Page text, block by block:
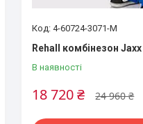
4-60724-3071-M
Rehall комбінезон
В наявності
24 960 ₴
18 720 ₴